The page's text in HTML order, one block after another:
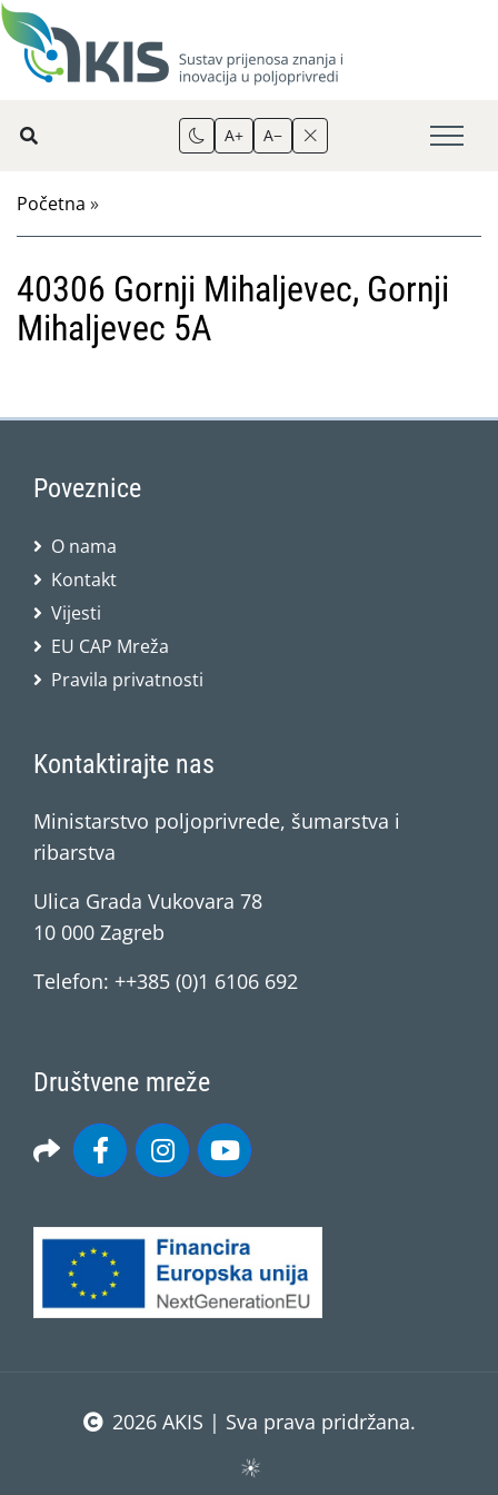
A+ A−
Početna »
40306 Gornji Mihaljevec, Gornji
Mihaljevec 5A
Poveznice
O nama
Kontakt
Vijesti
EU CAP Mreža
Pravila privatnosti
Kontaktirajte nas
Ministarstvo poljoprivrede, šumarstva i
ribarstva
Ulica Grada Vukovara 78
10 000 Zagreb
Telefon: ++385 (0)1 6106 692
Društvene mreže
2026 AKIS | Sva prava pridržana.